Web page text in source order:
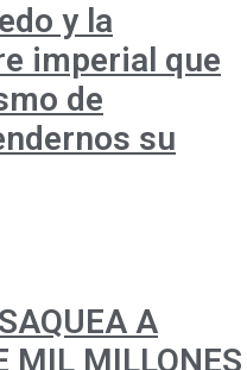
y la
imperial que
de
su
A
MIL MILLONES